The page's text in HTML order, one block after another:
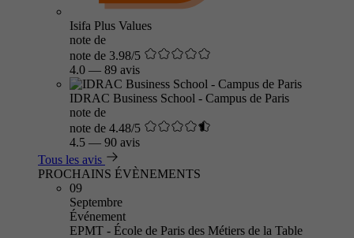
Isifa Plus Values
note de
note de 3.98/5
4.0 — 89 avis
IDRAC Business School - Campus de Paris
note de
note de 4.48/5
4.5 — 90 avis
Tous les avis
PROCHAINS ÉVÈNEMENTS
09
Septembre
Événement
EPMT - École de Paris des Métiers de la Table